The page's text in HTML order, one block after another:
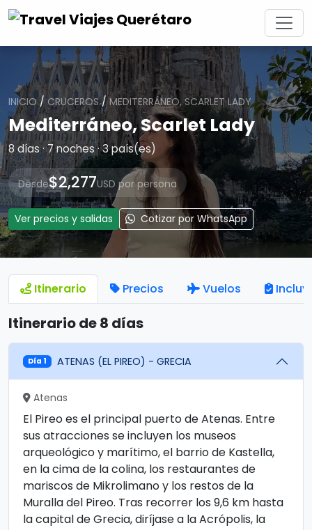
INICIO/ CRUCEROS/MEDITERRÁNEO, SCARLET LADY
Mediterráneo, Scarlet Lady
8 días · 7 noches · 3 país(es)
Desde$2,277USD por persona
Ver precios y salidas Cotizar por WhatsApp
Itinerario Precios Vuelos
Itinerario de 8 días
Día 1 ATENAS (EL PIREO) - GRECIA
Atenas
El Pireo es el principal puerto de Atenas. Entre
sus atracciones se incluyen los museos
arqueológico y marítimo, el barrio de Kastella,
en la cima de la colina, los restaurantes de
mariscos de Mikrolimano y los restos de la
Muralla del Pireo. Tras recorrer los 9,6 km hasta
la capital de Grecia, diríjase a la Acrópolis, la